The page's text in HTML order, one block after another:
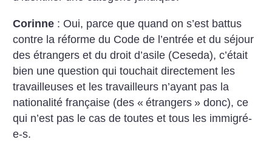
Corinne : Oui, parce que quand on s’est battus
contre la réforme du Code de l’entrée et du séjour
des étrangers et du droit d’asile (Ceseda), c’était
bien une question qui touchait directement les
travailleuses et les travailleurs n’ayant pas la
nationalité française (des « étrangers » donc), ce
qui n’est pas le cas de toutes et tous les immigré-
e-s.